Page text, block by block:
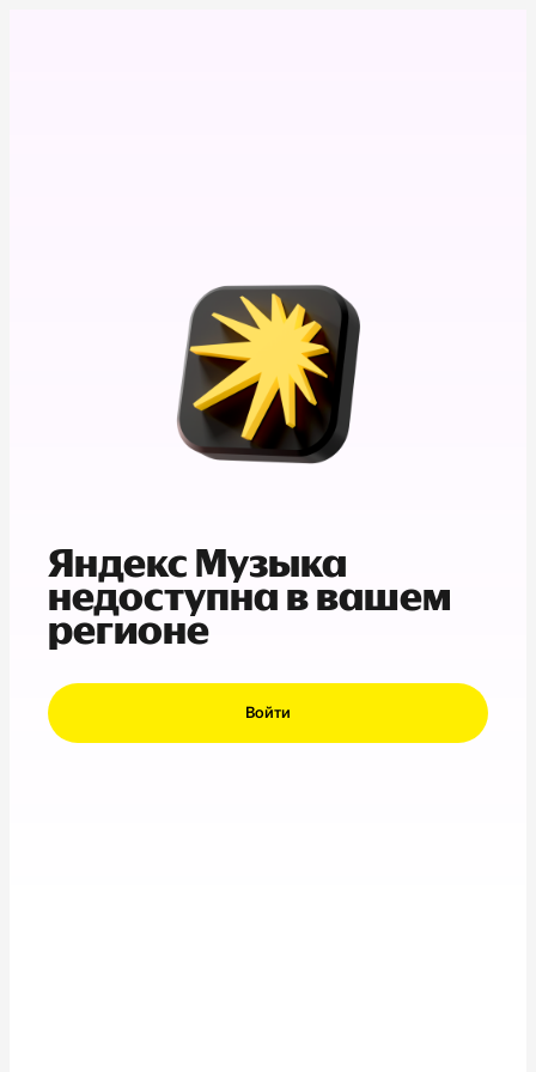
Яндекс Музыка
недоступна в вашем
регионе
Войти